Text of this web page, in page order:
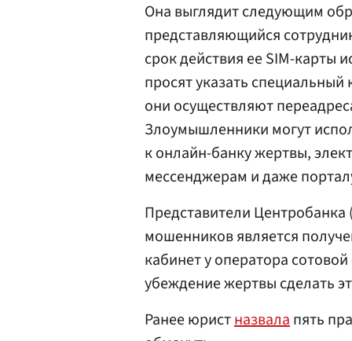
Она выглядит следующим
представляющийся
срок действия ее SIM-карты
просят указать
они осуществляют
Злоумышленники могут
к онлайн-банку жертвы,
мессенджерам и даже
Представители
мошенников является
кабинет у оператора
убеждение жертвы сделать
Ранее юристназвалапять